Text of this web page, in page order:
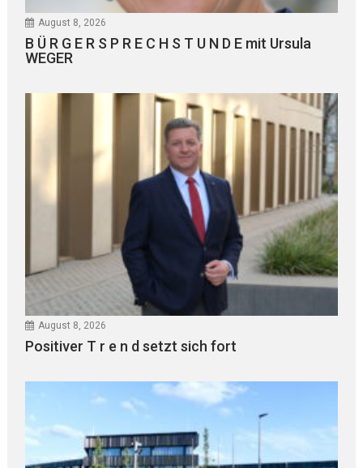
August 8, 2026
B Ü R G E R S P R E C H S T U N D E mit Ursula
WEGER
August 8, 2026
Positiver T r e n d setzt sich fort